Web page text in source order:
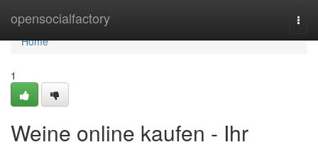
opensocialfactory
Home
Home
1
Weine online kaufen - Ihr